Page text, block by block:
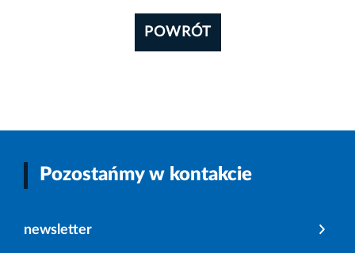
POWRÓT
Pozostańmy w kontakcie
newsletter